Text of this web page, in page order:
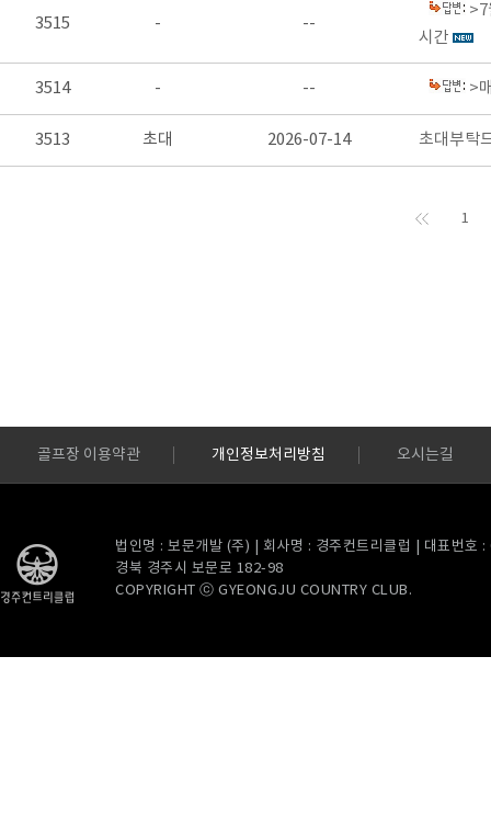
3515 - --
>7
시간
3514 - -- >
3513 초대 2026-07-14 초대부탁
1
골프장 이용약관 개인정보처리방침 오시는길
법인명 : 보문개발 (주) | 회사명 : 경주컨트리클럽 | 대표번
경북 경주시 보문로 182-98
COPYRIGHT ⓒ GYEONGJU COUNTRY CLUB.